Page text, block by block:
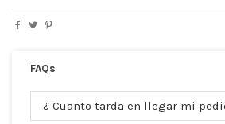
FAQs
¿ Cuanto tarda en llegar mi